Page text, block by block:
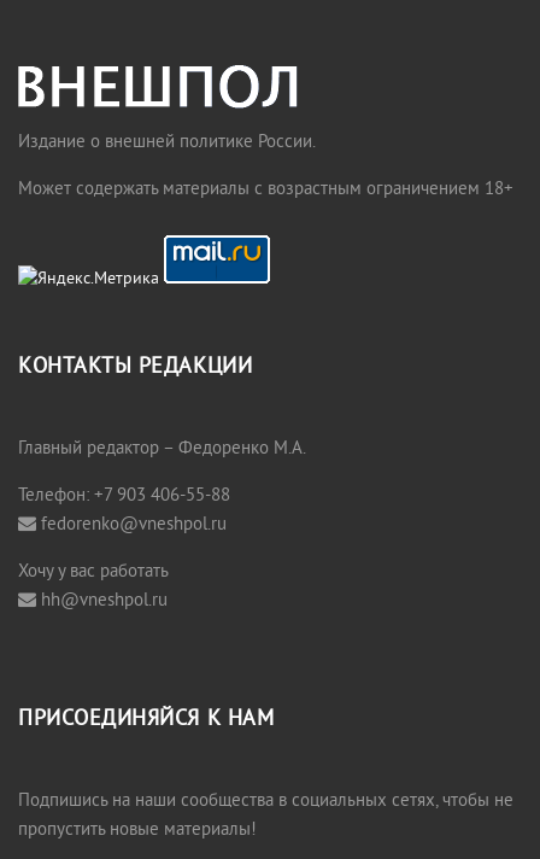
Издание о внешней политике России.
Может содержать материалы с возрастным ограничением 18+
КОНТАКТЫ РЕДАКЦИИ
Главный редактор – Федоренко М.А.
Телефон: +7 903 406-55-88
fedorenko@vneshpol.ru
Хочу у вас работать
hh@vneshpol.ru
ПРИСОЕДИНЯЙСЯ К НАМ
Подпишись на наши сообщества в социальных сетях, чтобы не
пропустить новые материалы!